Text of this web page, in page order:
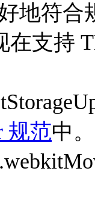
地符合
在支持
规范中。